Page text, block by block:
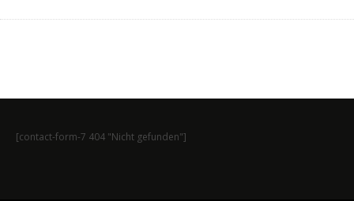
[contact-form-7 404 "Nicht gefunden"]